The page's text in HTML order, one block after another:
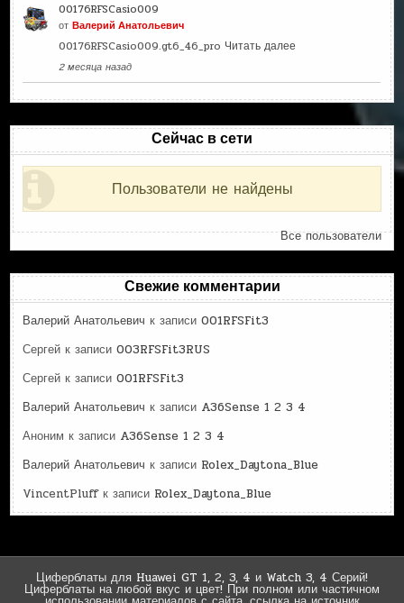
00176RFSCasio009
отВалерий Анатольевич
00176RFSCasio009.gt6_46_pro Читать далее
2 месяца назад
Сейчас в сети
Пользователи не найдены
Все пользователи
Свежие комментарии
Валерий Анатольевич к записи001RFSFit3
Сергей к записи003RFSFit3RUS
Сергей к записи001RFSFit3
Валерий Анатольевич к записи A36Sense 1 2 3 4
Аноним к записи A36Sense 1 2 3 4
Валерий Анатольевич к записи Rolex_Daytona_Blue
VincentPluffк записи Rolex_Daytona_Blue
Циферблаты для Huawei GT 1, 2, 3, 4 и Watch 3, 4 Серий!
Циферблаты на любой вкус и цвет! При полном или частичном